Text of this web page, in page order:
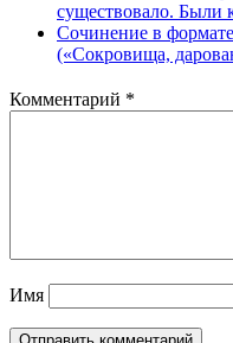
существовало. Были
Сочинение в
(«Сокровища,
Комментарий *
Имя